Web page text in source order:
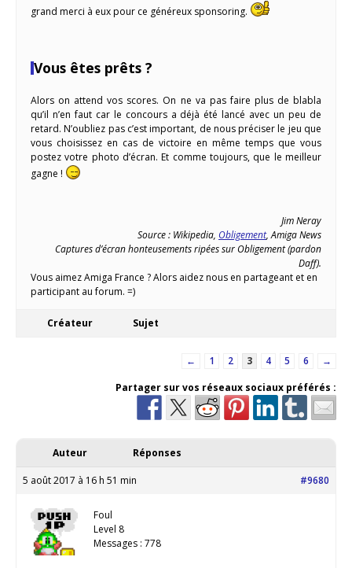
grand merci à eux pour ce généreux sponsoring.
Vous êtes prêts ?
Alors on attend vos scores. On ne va pas faire plus de blabla
qu’il n’en faut car le concours a déjà été lancé avec un peu de
retard. N’oubliez pas c’est important, de nous préciser le jeu que
vous choisissez en cas de victoire en même temps que vous
postez votre photo d’écran. Et comme toujours, que le meilleur
gagne !
Jim Neray
Source : Wikipedia, Obligement, Amiga News
Captures d’écran honteusements ripées sur Obligement (pardon
Daff).
Vous aimez Amiga France ? Alors aidez nous en partageant et en
participant au forum. =)
Créateur Sujet
← 1 2 3 4 5 6
→
Partager sur vos réseaux sociaux préférés :
Auteur Réponses
5 août 2017 à 16 h 51 min #9680
Foul
Level 8
Messages : 778